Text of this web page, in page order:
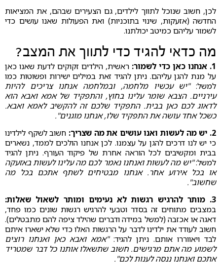
לכן, חשוב שנוכל לתווך לילדים, גם הצעירים שבהם, את המציאות
החדשה (אזעקות, שינוי בתוכניות) ואת הפעולות שאנו עושים כדי
לשמור עליהם כמיטב יכולתנו.
מה כדאי להגיד כדי לתווך את המצב?
1. אנחנו כאן כדי לשמור:
ראשית, הילדים זקוקים לדעת שאנו כאן
על מנת להגן עליהם. ניתן להגיד זאת במילים ישירות ופשוטות כמו
למשל:"יש עכשיו מלחמה, ובמלחמה אנחנו צריכים להיות
עירניים. הצבא שומר עלינו בחוץ, והתפקיד של אמא ואבא הוא
לדאוג לכם כאן בבית. התפקיד שלכם זה להקשיב לאמא ואבא.
כשכל אחד עושה את התפקיד שלו, אנחנו מוגנים".
2. יש מה לעשות ואנו עושים את מה שצריך:
⁠חשוב לשקף לילדינו
כי יש לנו דרכים להגן על עצמנו. לכן אנחנו הולכים לממד, נשארים
בבית ומקשיבים לכל הוראה אחרת של פיקוד העורף. ניתן להגיד
למשל:"יש מה לעשות ואנחנו נאמר לכם מה עלינו לעשות באזעקה
או בכל אירוע אחר. אנחנו מבטיחים לשתף אתכם בכל מה
שחשוב".
3. מותר להרגיש רגשות לא נעימים ומותר לשאול שאלות:
במצבים מתוחים זה בסדר וטבעי להרגיש רגשות שונים כמו פחד,
דאגה או אכזבה (למשל במידה ודברים שהילד ציפה להם מתבטלים).
חשוב לעודד את ילדינו לדבר על הרגשות האלו כדי שלא ישארו איתם
לבד ויאווררו אותם. ניתן להגיד:"אמא ואבא כאן ואנחנו רוצים
לשמוע מה אתם מרגישים. חשוב שתשאלו אותנו כל דבר שמטריד
אתכם ואנחנו ננסה לענות לכם".